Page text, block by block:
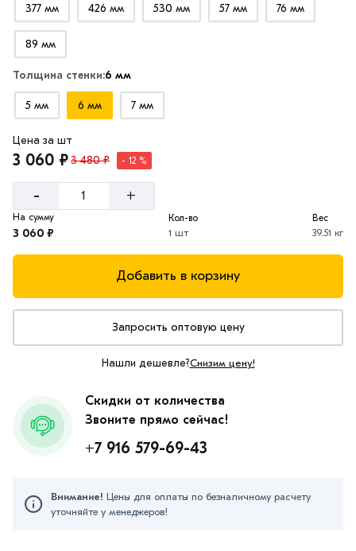
377 мм 426 мм 530 мм 57 мм 76 мм
89 мм
Толщина стенки:6 мм
5 мм 6 мм 7 мм
Цена за шт
3 060 ₽3 480 ₽ - 12 %
- +
На сумму
3 060 ₽
Кол-во
1 шт
Вес
39.51 кг
Добавить в корзину
Запросить оптовую цену
Нашли дешевле?Снизим цену!
Скидки от количества
Звоните прямо сейчас!
+7 916 579-69-43
Внимание! Цены для оплаты по безналичному расчету
уточняйте у менеджеров!